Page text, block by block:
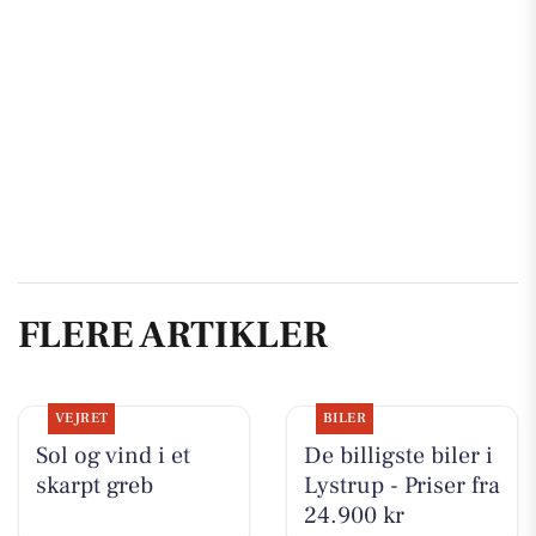
FLERE ARTIKLER
VEJRET
Sol og vind i et
skarpt greb
BILER
De billigste biler i
Lystrup - Priser fra
24.900 kr